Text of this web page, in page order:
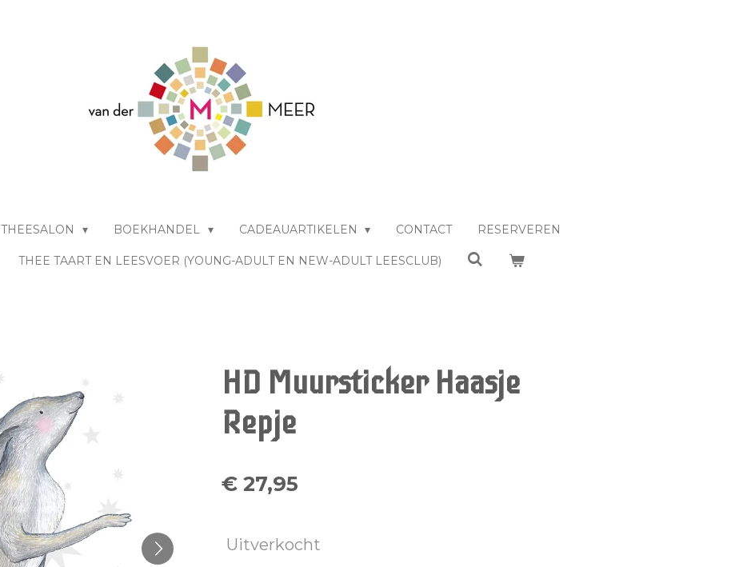
THEESALON BOEKHANDEL CADEAUARTIKELEN CONTACT RESERVEREN
THEE TAART EN LEESVOER (YOUNG-ADULT EN NEW-ADULT LEESCLUB)
HD Muursticker Haasje
Repje
€ 27,95
Uitverkocht